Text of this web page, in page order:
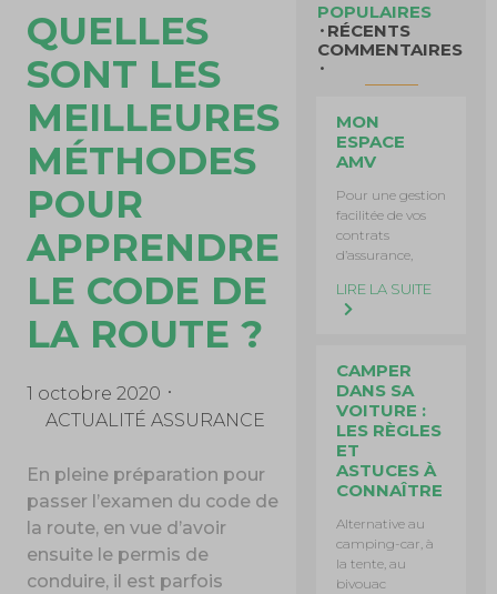
QUELLES
SONT LES
MEILLEURES
MÉTHODES
POUR
APPRENDRE
LE CODE DE
LA ROUTE ?
1 octobre 2020
ACTUALITÉ ASSURANCE
En pleine préparation pour
passer l’examen du code de
la route, en vue d’avoir
ensuite le permis de
conduire, il est parfois
POPULAIRES
RÉCENTS
COMMENTAIRES
MON
ESPACE
AMV
Pour une gestion
facilitée de vos
contrats
d’assurance,
LIRE LA SUITE
CAMPER
DANS SA
VOITURE :
LES RÈGLES
ET
ASTUCES À
CONNAÎTRE
Alternative au
camping-car, à
la tente, au
bivouac